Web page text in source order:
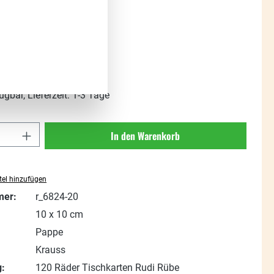
Lieferzeit: 1-3 Tage
Gib den gewünschten Wert ein
In den Warenkorb
hinzufügen
r_6824-20
10 x 10 cm
Pappe
Krauss
120 Räder Tischkarten Rudi Rübe